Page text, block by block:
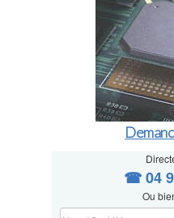
☎ 04
Ou